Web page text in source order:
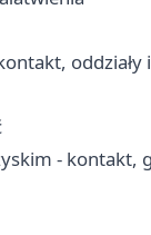
oddziały
- kontakt,